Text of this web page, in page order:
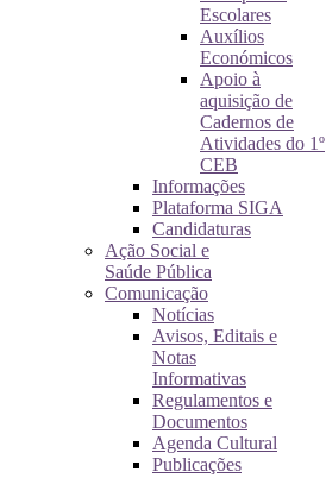
Escolares
Auxílios
Económicos
Apoio à
aquisição de
Cadernos de
Atividades do 1º
CEB
Informações
Plataforma SIGA
Candidaturas
Ação Social e
Saúde Pública
Comunicação
Notícias
Avisos, Editais e
Notas
Informativas
Regulamentos e
Documentos
Agenda Cultural
Publicações